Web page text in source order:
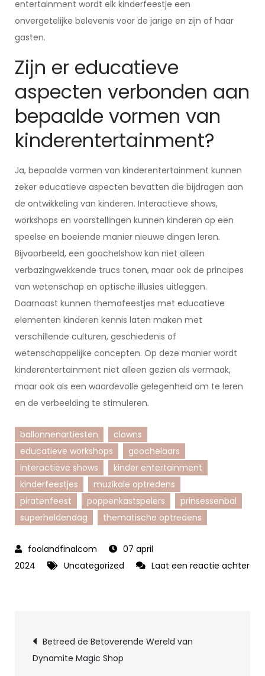
entertainment wordt elk kinderfeestje een
onvergetelijke belevenis voor de jarige en zijn of haar
gasten.
Zijn er educatieve
aspecten verbonden aan
bepaalde vormen van
kinderentertainment?
Ja, bepaalde vormen van kinderentertainment kunnen
zeker educatieve aspecten bevatten die bijdragen aan
de ontwikkeling van kinderen. Interactieve shows,
workshops en voorstellingen kunnen kinderen op een
speelse en boeiende manier nieuwe dingen leren.
Bijvoorbeeld, een goochelshow kan niet alleen
verbazingwekkende trucs tonen, maar ook de principes
van wetenschap en optische illusies uitleggen.
Daarnaast kunnen themafeestjes met educatieve
elementen kinderen kennis laten maken met
verschillende culturen, geschiedenis of
wetenschappelijke concepten. Op deze manier wordt
kinderentertainment niet alleen gezien als vermaak,
maar ook als een waardevolle gelegenheid om te leren
en de verbeelding te stimuleren.
ballonnenartiesten
clowns
educatieve workshops
goochelaars
interactieve shows
kinder entertainment
kinderfeestjes
muzikale optredens
piratenfeest
poppenkastspelers
prinsessenbal
superheldendag
thematische optredens
07 april
2024
Uncategorized
Laat een reactie achter
Kinderentertainment
Berichtnavigatie
Betreed de Betoverende Wereld van
Dynamite Magic Shop